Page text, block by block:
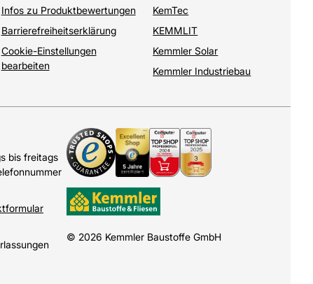
Infos zu Produktbewertungen
Barrierefreiheitserklärung
Cookie-Einstellungen
bearbeiten
KemTec
KEMMLIT
Kemmler Solar
Kemmler Industriebau
bis freitags
© 2026 Kemmler Baustoffe GmbH